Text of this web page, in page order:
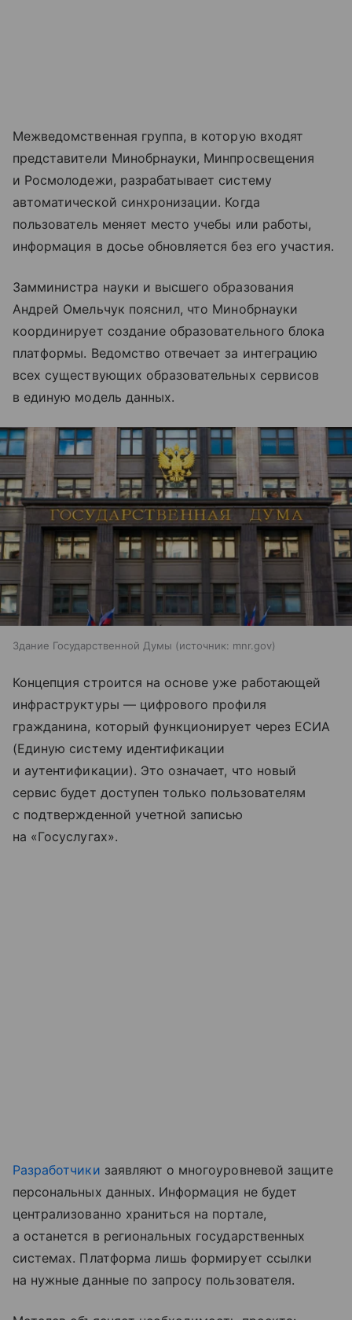
Межведомственная группа, в которую входят
представители Минобрнауки, Минпросвещения
и Росмолодежи, разрабатывает систему
автоматической синхронизации. Когда
пользователь меняет место учебы или работы,
информация в досье обновляется без его участия.
Замминистра науки и высшего образования
Андрей Омельчук пояснил, что Минобрнауки
координирует создание образовательного блока
платформы. Ведомство отвечает за интеграцию
всех существующих образовательных сервисов
в единую модель данных.
Здание Государственной Думы источник: mnr.gov
Концепция строится на основе уже работающей
инфраструктуры — цифрового профиля
гражданина, который функционирует через ЕСИА
(Единую систему идентификации
и аутентификации). Это означает, что новый
сервис будет доступен только пользователям
с подтвержденной учетной записью
на «Госуслугах».
Разработчики заявляют о многоуровневой защите
персональных данных. Информация не будет
централизованно храниться на портале,
а останется в региональных государственных
системах. Платформа лишь формирует ссылки
на нужные данные по запросу пользователя.